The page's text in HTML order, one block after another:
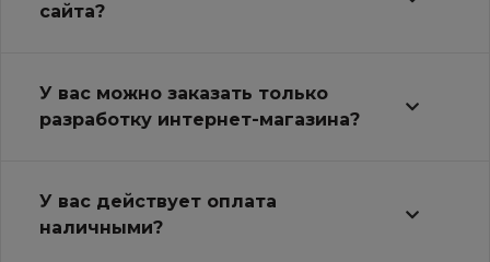
сайта?
У вас можно заказать только
разработку интернет-магазина?
У вас действует оплата
наличными?